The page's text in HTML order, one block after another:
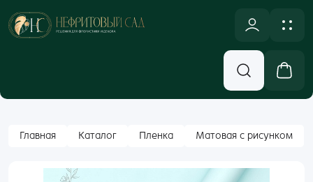
Новинки
Главная Каталог Пленка Матовая с рисунком